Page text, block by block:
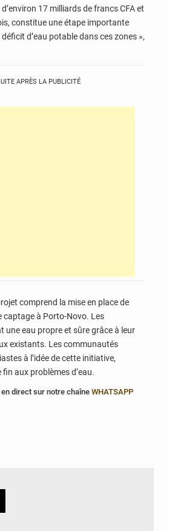
17 milliards de francs CFA et
constitue une étape importante
d’eau potable dans ces zones »,
APRÈS LA PUBLICITÉ
comprend la mise en place de
captage à Porto-Novo. Les
une eau propre et sûre grâce à leur
existants. Les communautés
à l’idée de cette initiative,
aux problèmes d’eau.
direct sur notre chaîne WHATSAPP